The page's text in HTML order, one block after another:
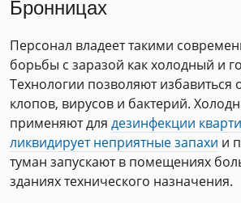
Бронницах
Персонал владеет такими
борьбы с заразой как холодный и
Технологии позволяют избавиться
клопов, вирусов и бактерий.
применяют для дезинфекции
ликвидирует неприятные запахи и
туман запускают в помещениях
зданиях технического назначения.